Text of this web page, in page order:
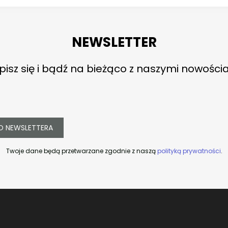
NEWSLETTER
się i bądź na bieżąco z naszymi
NEWSLETTERA
Twoje dane będą przetwarzane zgodnie z nasząpolityką prywatności.